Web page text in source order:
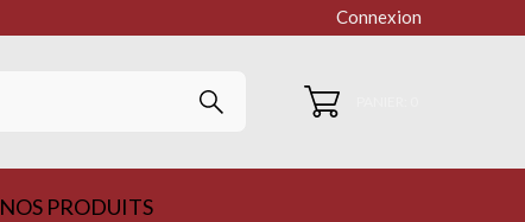
Connexion
NOS PRODUITS